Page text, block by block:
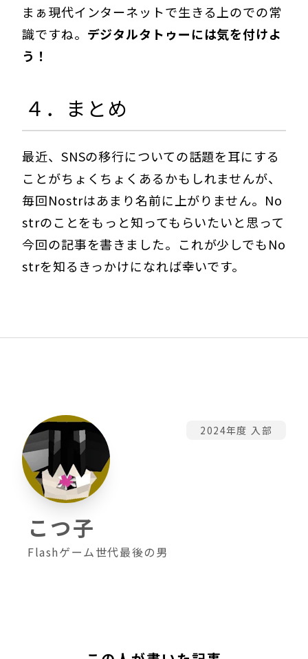
まぁ現代インターネットで生きる上のでの常
識ですね。 デジタルタトゥーには気を付けよ
う！
４．まとめ
最近、SNSの移行についての話題を耳にする
ことがちょくちょくあるかもしれませんが、
毎回Nostrはあまり名前に上がりません。No
strのことをもっと知ってもらいたいと思って
今回の記事を書きました。これが少しでもNo
strを知るきっかけになれば幸いです。
2024年度 入部
こつ子
Flashゲーム世代最後の男